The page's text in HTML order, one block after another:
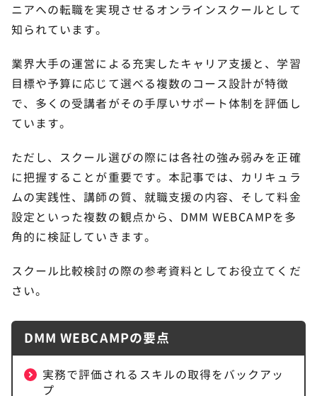
ニアへの転職を実現させるオンラインスクールとして
知られています。
業界大手の運営による充実したキャリア支援と、学習
目標や予算に応じて選べる複数のコース設計が特徴
で、多くの受講者がその手厚いサポート体制を評価し
ています。
ただし、スクール選びの際には各社の強み弱みを正確
に把握することが重要です。本記事では、カリキュラ
ムの実践性、講師の質、就職支援の内容、そして料金
設定といった複数の観点から、DMM WEBCAMPを多
角的に検証していきます。
スクール比較検討の際の参考資料としてお役立てくだ
さい。
DMM WEBCAMPの要点
実務で評価されるスキルの取得をバックアッ
プ